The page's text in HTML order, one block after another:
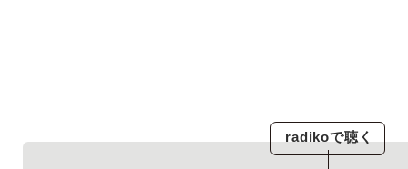
radikoで聴く